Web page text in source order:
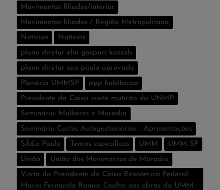
Movimentos filiados/interior
Movimentos filiados / Região Metropolitana
Notícias Notí­cias
plano diretor elio gaspari kassab
plano diretor sao paulo aprovado
Plenária UMMSP ppp habitacao
Presidente da Caixa visita mutirão da UNMP
Seminário: Mulheres e Moradia
Seminário Custos Autogestionários - Apresentações
SÃ£o Paulo Temas especí­ficos UMM UMM-SP
União União dos Movimentos de Moradia
Visita da Presidente da Caixa Econômica Federal
Maria Fernanda Ramos Coelho nas obras da UMM-